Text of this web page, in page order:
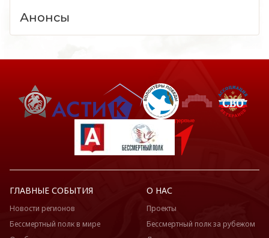
Анонсы
ГЛАВНЫЕ СОБЫТИЯ
Новости регионов
Бессмертный полк в мире
О НАС
Проекты
Бессмертный полк за рубежом